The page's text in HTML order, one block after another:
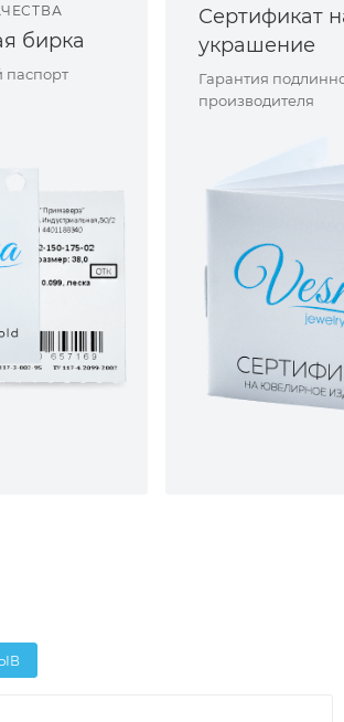
бирка
Сертификат
украшение
Гарантия
производителя